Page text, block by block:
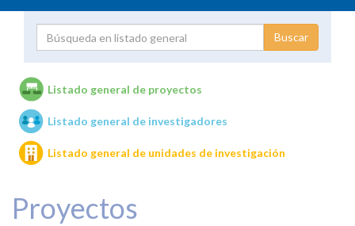
Unidades de investigación
Listado general de proyectos
Listado general de investigadores
Listado general de unidades de investigación
Proyectos